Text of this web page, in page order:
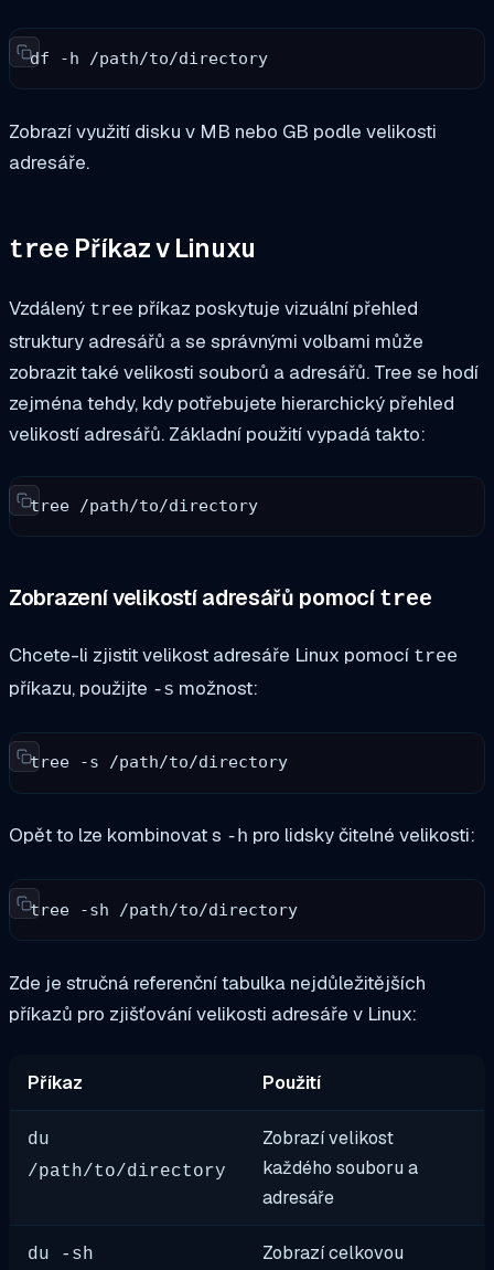
df -h /path/to/directory
Zobrazí využití disku v MB nebo GB podle velikosti
adresáře.
tree Příkaz v Linuxu
Vzdálený tree příkaz poskytuje vizuální přehled
struktury adresářů a se správnými volbami může
zobrazit také velikosti souborů a adresářů. Tree se hodí
zejména tehdy, kdy potřebujete hierarchický přehled
velikostí adresářů. Základní použití vypadá takto:
tree /path/to/directory
Zobrazení velikostí adresářů pomocí tree
Chcete-li zjistit velikost adresáře Linux pomocí tree
příkazu, použijte -s možnost:
tree -s /path/to/directory
Opět to lze kombinovat s -h pro lidsky čitelné velikosti:
tree -sh /path/to/directory
Zde je stručná referenční tabulka nejdůležitějších
příkazů pro zjišťování velikosti adresáře v Linux:
Příkaz Použití
du
/path/to/directory
Zobrazí velikost
každého souboru a
adresáře
du -sh
Zobrazí celkovou